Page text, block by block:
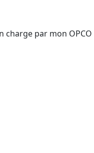
charge par mon OPCO